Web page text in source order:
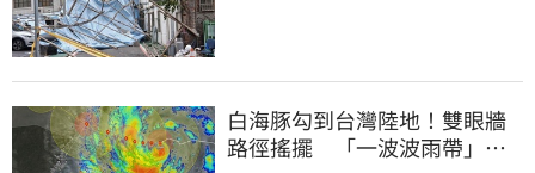
白海豚勾到台灣陸地！雙眼牆
路徑搖擺 「一波波雨帶」開